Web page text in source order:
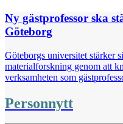
Ny gästprofessor ska
Göteborg
Göteborgs universitet stärker
materialforskning genom att
verksamheten som
Personnytt